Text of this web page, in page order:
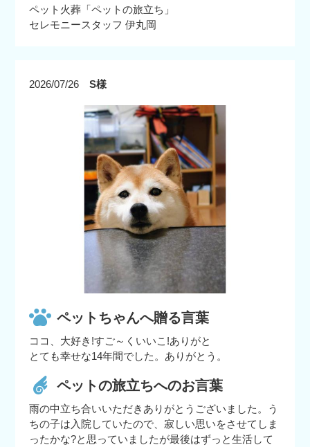
ペット火葬「ペットの旅立ち」
セレモニースタッフ 伊丸岡
2026/07/26 S様
ペットちゃんへ贈る言葉
ココ、大好き!すご～くいいこ!ありがと
とても幸せな14年間でした。ありがとう。
ペットの旅立ちへのお言葉
雨の中立ち合いいただきありがとうございました。う
ちの子は入院していたので、寂しい思いをさせてしま
ったかな?と思っていましたが最後はずっと生活して